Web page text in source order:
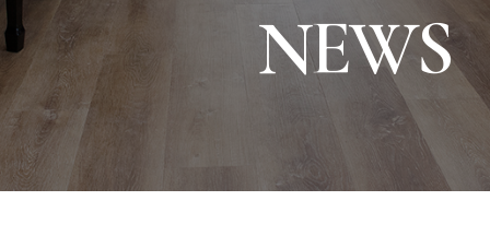
NEWS